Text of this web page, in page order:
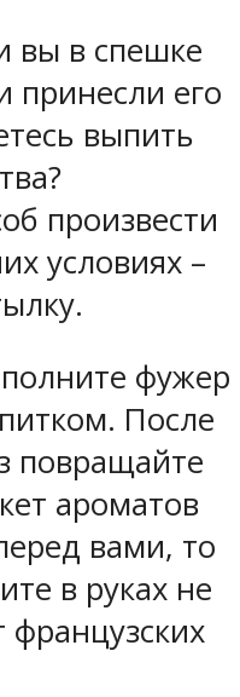
вы в спешке
принесли его
выпить
произвести
условиях –
фужер
После
повращайте
ароматов
вами, то
в руках не